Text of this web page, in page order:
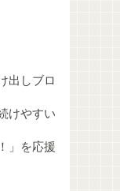
出しブロ
けやすい
」を応援